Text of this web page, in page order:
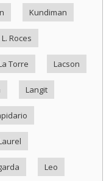
Kundiman
L. Roces
Torre Lacson
Langit
Leo